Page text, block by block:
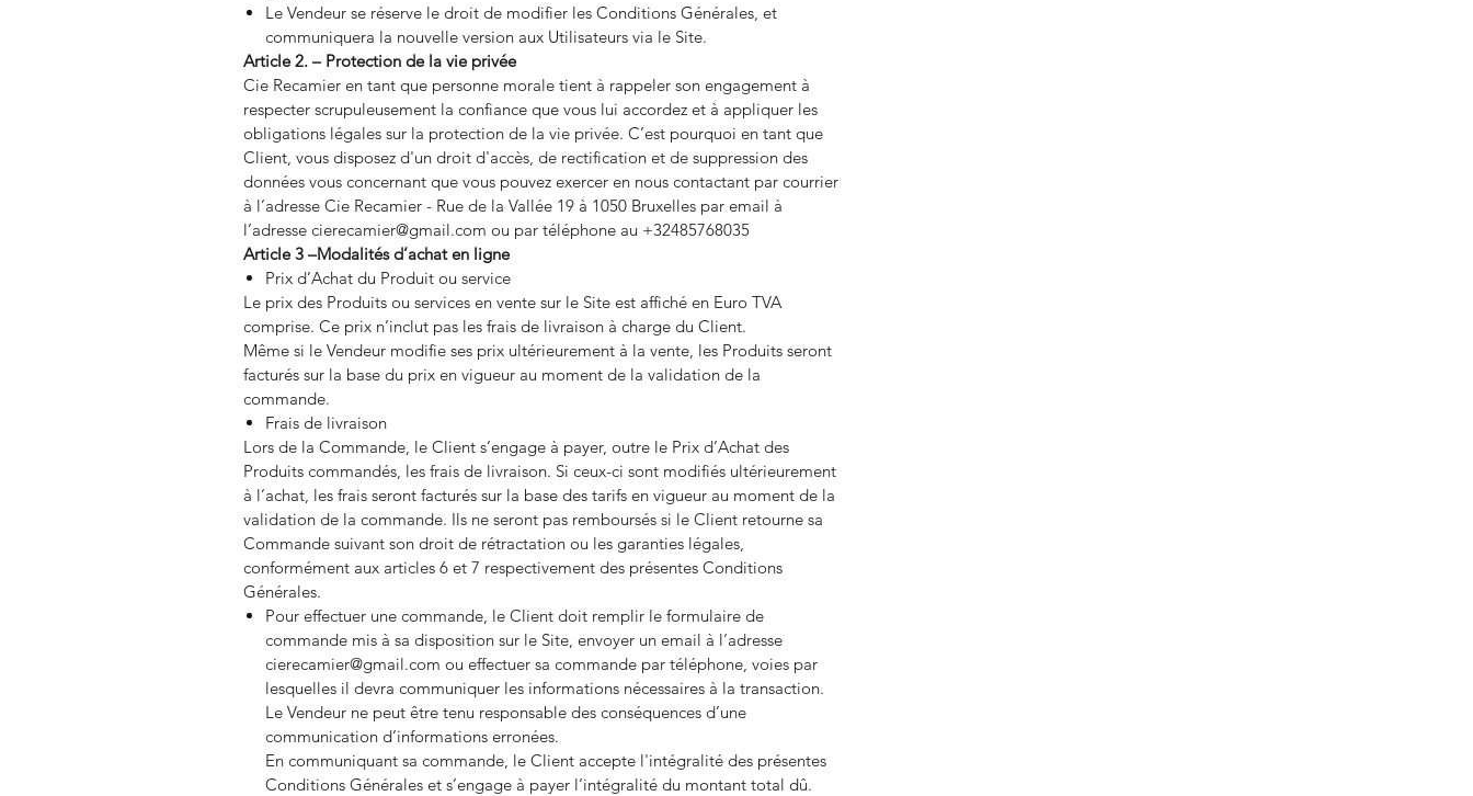
Le Vendeur se réserve le droit de modifier les Conditions Générales, et
communiquera la nouvelle version aux Utilisateurs via le Site.
Article 2. – Protection de la vie privée
Cie Recamier en tant que personne morale tient à rappeler son engagement à
respecter scrupuleusement la confiance que vous lui accordez et à appliquer les
obligations légales sur la protection de la vie privée. C’est pourquoi en tant que
Client, vous disposez d'un droit d'accès, de rectification et de suppression des
données vous concernant que vous pouvez exercer en nous contactant par courrier
à l’adresse Cie Recamier - Rue de la Vallée 19 à 1050 Bruxelles par email à
l’adresse cierecamier@gmail.com ou par téléphone au +32485768035
Article 3 –Modalités d’achat en ligne
Prix d’Achat du Produit ou service
Le prix des Produits ou services en vente sur le Site est affiché en Euro TVA
comprise. Ce prix n’inclut pas les frais de livraison à charge du Client.
Même si le Vendeur modifie ses prix ultérieurement à la vente, les Produits seront
facturés sur la base du prix en vigueur au moment de la validation de la
commande.
Frais de livraison
Lors de la Commande, le Client s’engage à payer, outre le Prix d’Achat des
Produits commandés, les frais de livraison. Si ceux-ci sont modifiés ultérieurement
à l’achat, les frais seront facturés sur la base des tarifs en vigueur au moment de la
validation de la commande. Ils ne seront pas remboursés si le Client retourne sa
Commande suivant son droit de rétractation ou les garanties légales,
conformément aux articles 6 et 7 respectivement des présentes Conditions
Générales.
Pour effectuer une commande, le Client doit remplir le formulaire de
commande mis à sa disposition sur le Site, envoyer un email à l’adresse
cierecamier@gmail.com ou effectuer sa commande par téléphone, voies par
lesquelles il devra communiquer les informations nécessaires à la transaction.
Le Vendeur ne peut être tenu responsable des conséquences d’une
communication d’informations erronées.
En communiquant sa commande, le Client accepte l'intégralité des présentes
Conditions Générales et s’engage à payer l’intégralité du montant total dû.